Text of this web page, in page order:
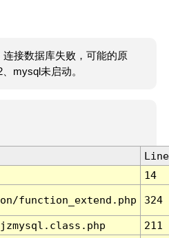
接数据库失败，可能的原
mysql未启动。
Line
14
function_extend.php 324
211